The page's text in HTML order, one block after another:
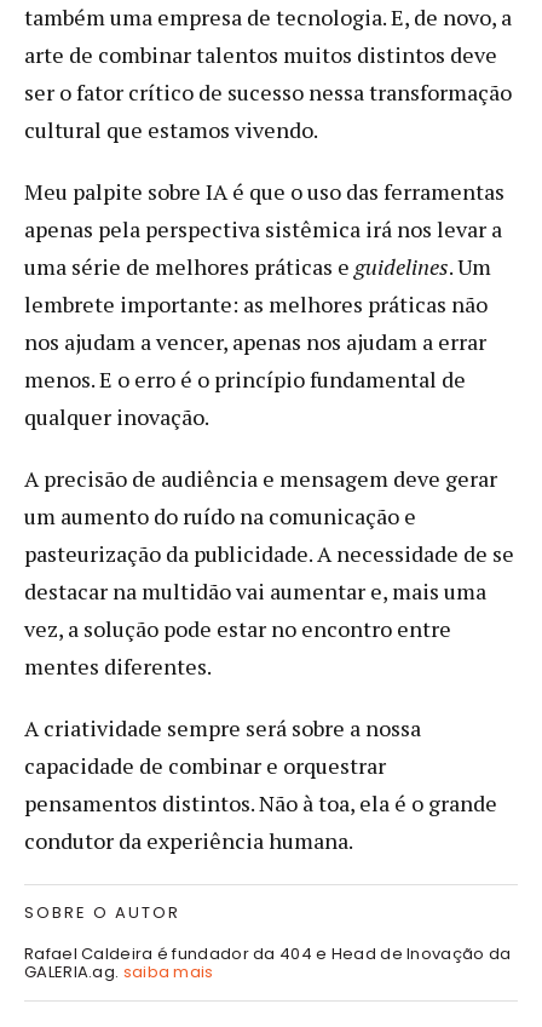
também uma empresa de tecnologia. E, de novo, a
arte de combinar talentos muitos distintos deve
ser o fator crítico de sucesso nessa transformação
cultural que estamos vivendo.
Meu palpite sobre IA é que o uso das ferramentas
apenas pela perspectiva sistêmica irá nos levar a
uma série de melhores práticas e guidelines. Um
lembrete importante: as melhores práticas não
nos ajudam a vencer, apenas nos ajudam a errar
menos. E o erro é o princípio fundamental de
qualquer inovação.
A precisão de audiência e mensagem deve gerar
um aumento do ruído na comunicação e
pasteurização da publicidade. A necessidade de se
destacar na multidão vai aumentar e, mais uma
vez, a solução pode estar no encontro entre
mentes diferentes.
A criatividade sempre será sobre a nossa
capacidade de combinar e orquestrar
pensamentos distintos. Não à toa, ela é o grande
condutor da experiência humana.
SOBRE O AUTOR
Rafael Caldeira é fundador da 404 e Head de Inovação da
GALERIA.ag. saiba mais